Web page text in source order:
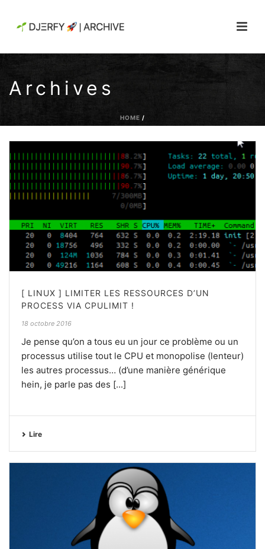
Archives
HOME /
[ LINUX ] LIMITER LES RESSOURCES D’UN
PROCESS VIA CPULIMIT !
18 octobre 2016
Je pense qu’on a tous eu un jour ce problème ou un
processus utilise tout le CPU et monopolise (lenteur)
les autres processus… (d’une manière générique
hein, je parle pas des [...]
Lire